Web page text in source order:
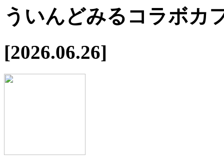
ういんどみるコラボカ
[2026.06.26]